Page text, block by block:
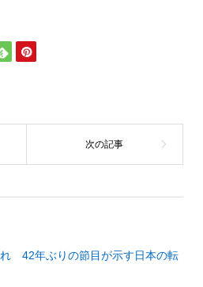
42年ぶりの節目が示す日本の転